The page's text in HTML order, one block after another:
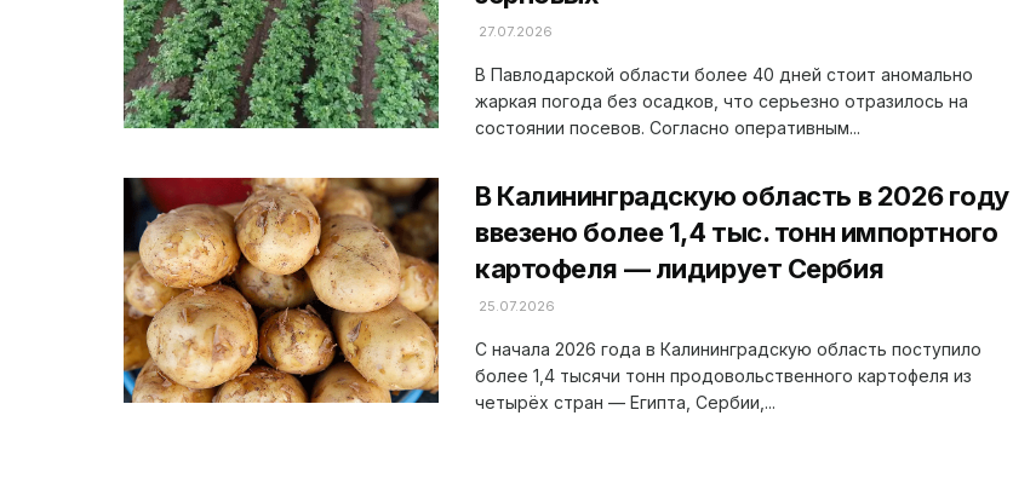
27.07.2026
В Павлодарской области более 40 дней стоит аномально
жаркая погода без осадков, что серьезно отразилось на
состоянии посевов. Согласно оперативным...
В Калининградскую область в 2026 году
ввезено более 1,4 тыс. тонн импортного
картофеля — лидирует Сербия
25.07.2026
С начала 2026 года в Калининградскую область поступило
более 1,4 тысячи тонн продовольственного картофеля из
четырёх стран — Египта, Сербии,...